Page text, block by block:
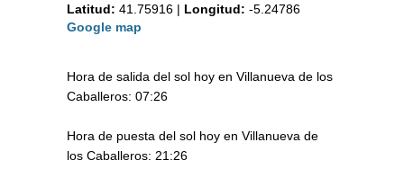
Latitud: 41.75916 | Longitud: -5.24786
Google map
Hora de salida del sol hoy en Villanueva de los
Caballeros: 07:26
Hora de puesta del sol hoy en Villanueva de
los Caballeros: 21:26